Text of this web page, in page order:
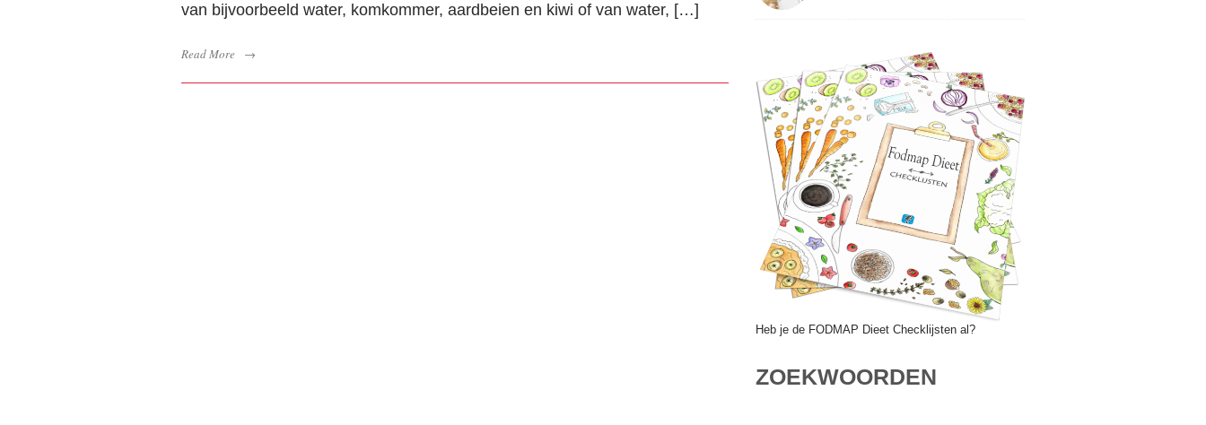
van bijvoorbeeld water, komkommer, aardbeien en kiwi of van water, […]
Read More →
Heb je de FODMAP Dieet Checklijsten al?
ZOEKWOORDEN